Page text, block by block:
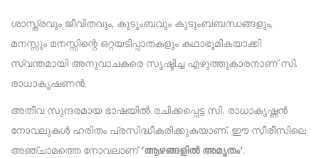
ശാസ്ത്രവും ജീവിതവും, കുടുംബവും കുടുംബബന്ധങ്ങളും,
മനസ്സും മനസ്സിന്റെ ഒറ്റയടിപ്പാതകളും കഥാഭൂമികയാക്കി
സ്വന്തമായി അനുവാചകരെ സൃഷ്ടിച്ച എഴുത്തുകാരനാണ് സി.
രാധാകൃഷണൻ.
അതീവ സുന്ദരമായ ഭാഷയിൽ രചിക്കപ്പെട്ട സി. രാധാകൃഷ്ണൻ
നോവലുകൾ ഹരിതം പ്രസിദ്ധീകരിക്കുകയാണ്. ഈ സീരീസിലെ
അഞ്ചാമത്തെ നോവലാണ്‘ആഴങ്ങളിൽ അമൃതം’.